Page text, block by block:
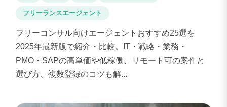
フリーランスエージェント
フリーコンサル向けエージェントおすすめ25選を
2025年最新版で紹介・比較。IT・戦略・業務・
PMO・SAPの高単価や低稼働、リモート可の案件と
選び方、複数登録のコツも解...